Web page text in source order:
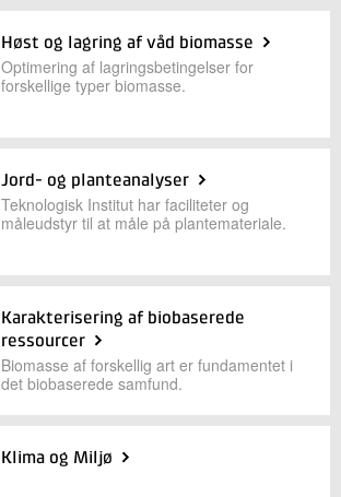
Høst og lagring af våd biomasse
Optimering af lagringsbetingelser for
forskellige typer biomasse.
Jord- og planteanalyser
Teknologisk Institut har faciliteter og
måleudstyr til at måle på plantemateriale.
Karakterisering af biobaserede
ressourcer
Biomasse af forskellig art er fundamentet i
det biobaserede samfund.
Klima og Miljø